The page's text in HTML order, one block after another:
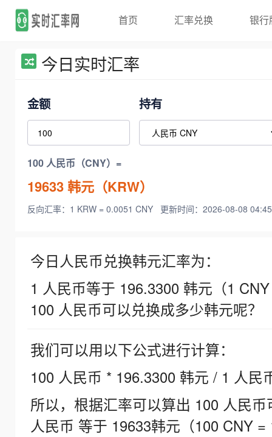
首页 汇率兑换 银行
今日实时汇率
金额 持有
100 人民币（CNY）=
19633韩元（KRW）
反向汇率：1 KRW = 0.0051 CNY 更新时间：2026-08-08
今日人民币兑换韩元汇率为：
1 人民币等于 196.3300 韩元（1
100 人民币可以兑换成多少韩元呢？
我们可以用以下公式进行计算：
100 人民币 * 196.3300 韩元 / 1 人民
所以，根据汇率可以算出 100 人民
人民币 等于 19633韩元（100 CNY =